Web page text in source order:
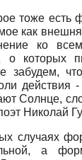
тоже есть
как
ко
о которых
забудем,
действия
Солнце,
Николай
случаях
а